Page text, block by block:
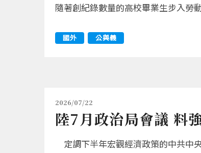
隨著創紀錄數量的高校畢業生步入勞
國外 公與義
2026/07/22
陸7月政治局會議 料
定調下半年宏觀經濟政策的中共中